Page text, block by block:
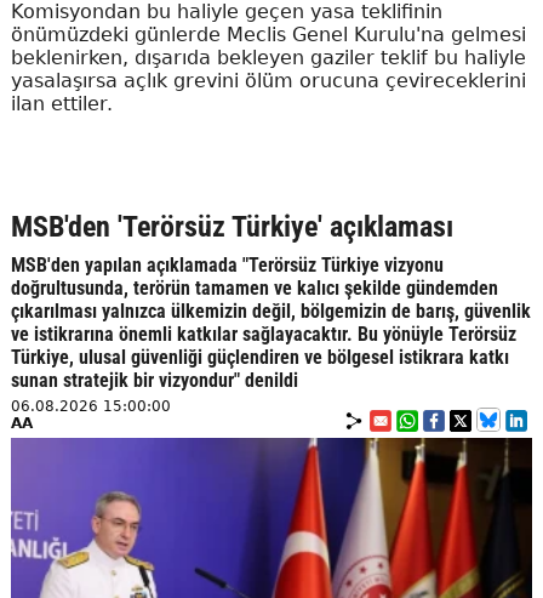
Komisyondan bu haliyle geçen yasa teklifinin
önümüzdeki günlerde Meclis Genel Kurulu'na gelmesi
beklenirken, dışarıda bekleyen gaziler teklif bu haliyle
yasalaşırsa açlık grevini ölüm orucuna çevireceklerini
ilan ettiler.
MSB'den 'Terörsüz Türkiye' açıklaması
MSB'den yapılan açıklamada "Terörsüz Türkiye vizyonu
doğrultusunda, terörün tamamen ve kalıcı şekilde gündemden
çıkarılması yalnızca ülkemizin değil, bölgemizin de barış, güvenlik
ve istikrarına önemli katkılar sağlayacaktır. Bu yönüyle Terörsüz
Türkiye, ulusal güvenliği güçlendiren ve bölgesel istikrara katkı
sunan stratejik bir vizyondur" denildi
06.08.2026 15:00:00
AA